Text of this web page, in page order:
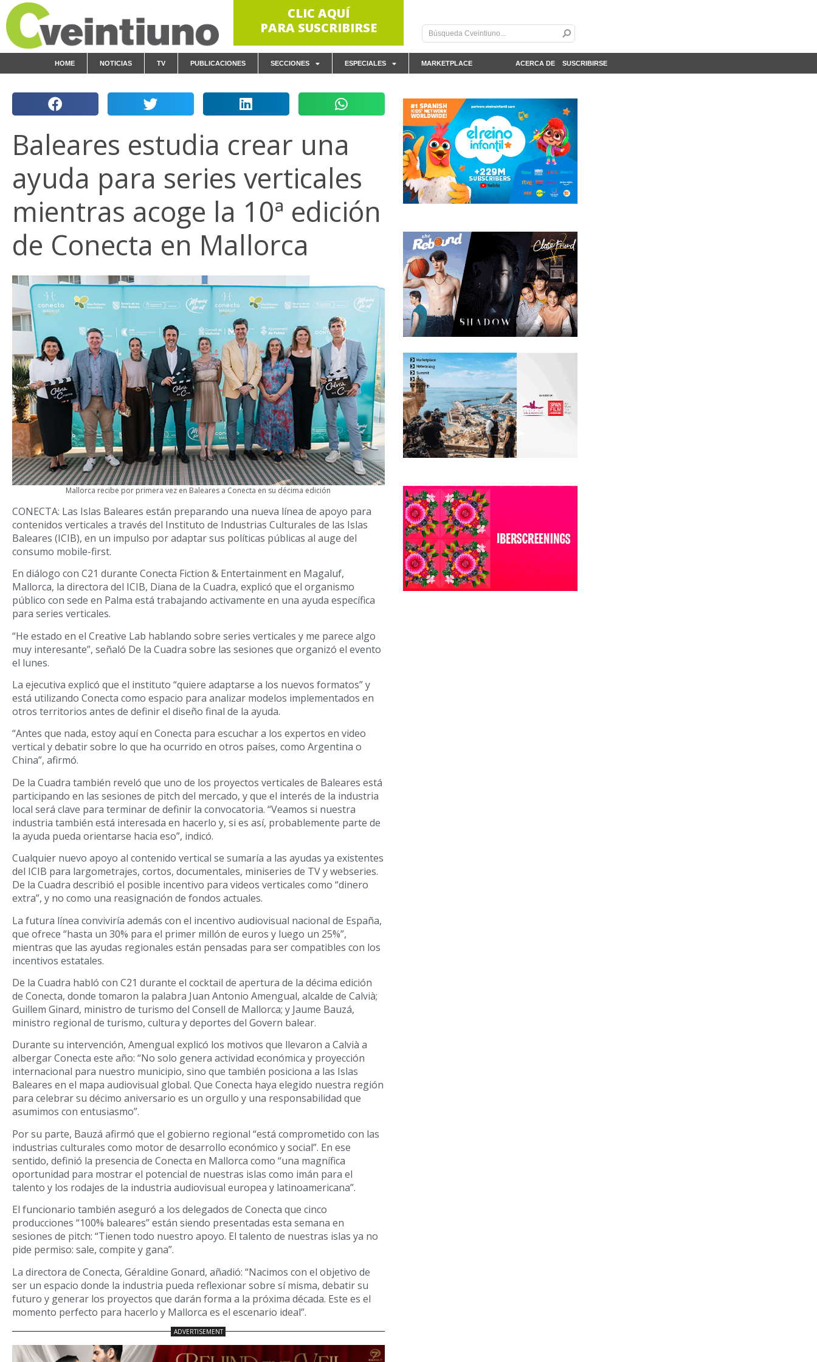
CLIC AQUÍ
PARA SUSCRIBIRSE
ACERCA DE
HOME NOTICIAS TV PUBLICACIONES SECCIONES ESPECIALES MARKETPLACE SUSCRIBIRSE
Baleares estudia crear una
ayuda para series verticales
mientras acoge la 10ª edición
de Conecta en Mallorca
Mallorca recibe por primera vez en Baleares a Conecta en su décima edición
CONECTA: Las Islas Baleares están preparando una nueva línea de apoyo para
contenidos verticales a través del Instituto de Industrias Culturales de las Islas
Baleares (ICIB), en un impulso por adaptar sus políticas públicas al auge del
consumo mobile-first.
En diálogo con C21 durante Conecta Fiction & Entertainment en Magaluf,
Mallorca, la directora del ICIB, Diana de la Cuadra, explicó que el organismo
público con sede en Palma está trabajando activamente en una ayuda específica
para series verticales.
“He estado en el Creative Lab hablando sobre series verticales y me parece algo
muy interesante”, señaló De la Cuadra sobre las sesiones que organizó el evento
el lunes.
La ejecutiva explicó que el instituto “quiere adaptarse a los nuevos formatos” y
está utilizando Conecta como espacio para analizar modelos implementados en
otros territorios antes de definir el diseño final de la ayuda.
“Antes que nada, estoy aquí en Conecta para escuchar a los expertos en video
vertical y debatir sobre lo que ha ocurrido en otros países, como Argentina o
China”, afirmó.
De la Cuadra también reveló que uno de los proyectos verticales de Baleares está
participando en las sesiones de pitch del mercado, y que el interés de la industria
local será clave para terminar de definir la convocatoria. “Veamos si nuestra
industria también está interesada en hacerlo y, si es así, probablemente parte de
la ayuda pueda orientarse hacia eso”, indicó.
Cualquier nuevo apoyo al contenido vertical se sumaría a las ayudas ya existentes
del ICIB para largometrajes, cortos, documentales, miniseries de TV y webseries.
De la Cuadra describió el posible incentivo para videos verticales como “dinero
extra”, y no como una reasignación de fondos actuales.
La futura línea conviviría además con el incentivo audiovisual nacional de España,
que ofrece “hasta un 30% para el primer millón de euros y luego un 25%”,
mientras que las ayudas regionales están pensadas para ser compatibles con los
incentivos estatales.
De la Cuadra habló con C21 durante el cocktail de apertura de la décima edición
de Conecta, donde tomaron la palabra Juan Antonio Amengual, alcalde de Calvià;
Guillem Ginard, ministro de turismo del Consell de Mallorca; y Jaume Bauzá,
ministro regional de turismo, cultura y deportes del Govern balear.
Durante su intervención, Amengual explicó los motivos que llevaron a Calvià a
albergar Conecta este año: “No solo genera actividad económica y proyección
internacional para nuestro municipio, sino que también posiciona a las Islas
Baleares en el mapa audiovisual global. Que Conecta haya elegido nuestra región
para celebrar su décimo aniversario es un orgullo y una responsabilidad que
asumimos con entusiasmo”.
Por su parte, Bauzá afirmó que el gobierno regional “está comprometido con las
industrias culturales como motor de desarrollo económico y social”. En ese
sentido, definió la presencia de Conecta en Mallorca como “una magnífica
oportunidad para mostrar el potencial de nuestras islas como imán para el
talento y los rodajes de la industria audiovisual europea y latinoamericana”.
El funcionario también aseguró a los delegados de Conecta que cinco
producciones “100% baleares” están siendo presentadas esta semana en
sesiones de pitch: “Tienen todo nuestro apoyo. El talento de nuestras islas ya no
pide permiso: sale, compite y gana”.
La directora de Conecta, Géraldine Gonard, añadió: “Nacimos con el objetivo de
ser un espacio donde la industria pueda reflexionar sobre sí misma, debatir su
futuro y generar los proyectos que darán forma a la próxima década. Este es el
momento perfecto para hacerlo y Mallorca es el escenario ideal”.